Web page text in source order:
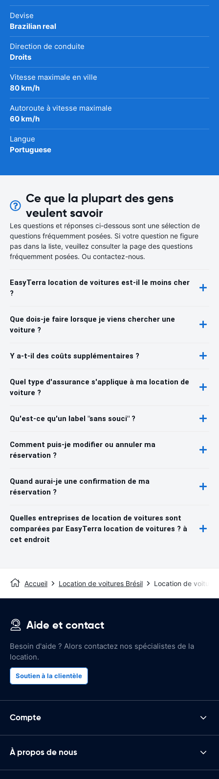
Devise
Brazilian real
Direction de conduite
Droits
Vitesse maximale en ville
80 km/h
Autoroute à vitesse maximale
60 km/h
Langue
Portuguese
Ce que la plupart des gens
veulent savoir
Les questions et réponses ci-dessous sont une sélection de
questions fréquemment posées. Si votre question ne figure
pas dans la liste, veuillez consulter la page des questions
fréquemment posées. Ou contactez-nous.
EasyTerra location de voitures est-il le moins cher
?
Que dois-je faire lorsque je viens chercher une
voiture ?
Y a-t-il des coûts supplémentaires ?
Quel type d'assurance s'applique à ma location de
voiture ?
Qu'est-ce qu'un label "sans souci" ?
Comment puis-je modifier ou annuler ma
réservation ?
Quand aurai-je une confirmation de ma
réservation ?
Quelles entreprises de location de voitures sont
comparées par EasyTerra location de voitures ? à
cet endroit
Accueil Location de voitures Brésil Location de
Aide et contact
Besoin d'aide ? Alors contactez nos spécialistes de la
location.
Soutien à la clientèle
Compte
À propos de nous